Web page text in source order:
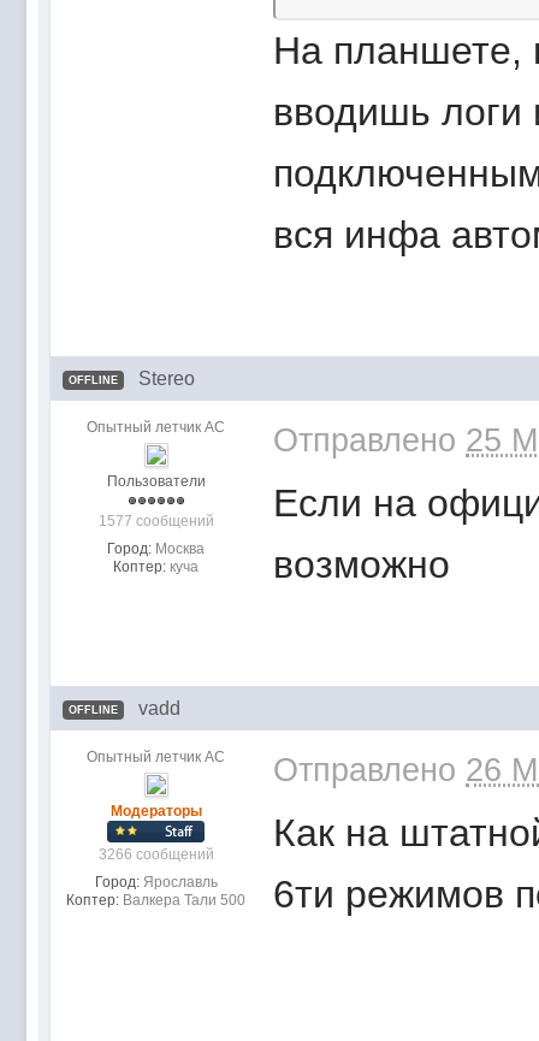
На планшете,
вводишь логи
вся инфа
OFFLINE Stereo
Опытный летчик АС
Пользователи
1577 сообщений
Город: Москва
Коптер: куча
Отправлено 25
Если на
возможно
OFFLINE vadd
Опытный летчик АС
Модераторы
3266 сообщений
Город: Ярославль
Коптер: Валкера Тали 500
Отправлено 26
Как на
6ти режимов